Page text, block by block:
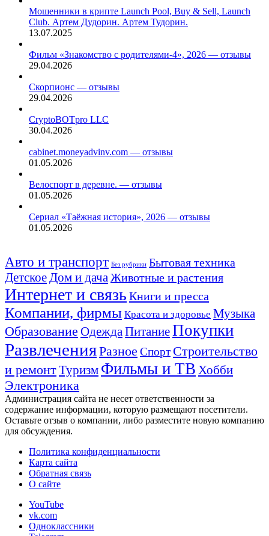
Мошенники в крипте Launch Pool, Buy & Sell, Launch
Club. Артем Дудорин. Артем Тудорин.
13.07.2025
Фильм «Знакомство с родителями-4», 2026 — отзывы
29.04.2026
Скорпионс — отзывы
29.04.2026
CryptoBOTpro LLC
30.04.2026
cabinet.moneyadvinv.com — отзывы
01.05.2026
Велоспорт в деревне. — отзывы
01.05.2026
Сериал «Таёжная история», 2026 — отзывы
01.05.2026
Авто и транспорт Без рубрики Бытовая техника
Детское Дом и дача Животные и растения
Интернет и связь Книги и пресса
Компании, фирмы Красота и здоровье Музыка
Образование Одежда ПитаниеПокупки
РазвлеченияРазное Спорт Строительство
и ремонтТуризм Фильмы и ТВ Хобби
Электроника
Администрация сайта не несет ответственности за
содержание информации, которую размещают посетители.
Оставьте отзыв о компании, либо разместите новую компанию
для обсуждения.
Политика конфиденциальности
Карта сайта
Обратная связь
О сайте
YouTube
vk.com
Одноклассники